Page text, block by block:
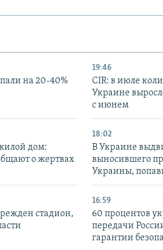
на 20-40%
19:46
CIR: в июле
Украине
с июнем
дом:
о жертвах
18:02
В Украине
выносившего
Украины,
стадион,
16:59
60 процентов
передачи
гарантии